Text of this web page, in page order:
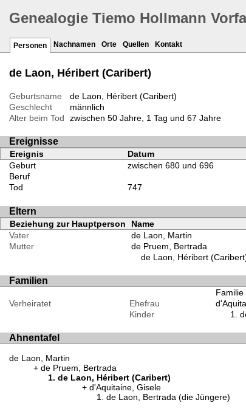
Genealogie Tiemo Hollmann
Personen Nachnamen Orte Quellen Kontakt
de Laon, Héribert (Caribert)
Geburtsname
de Laon, Héribert (Caribert)
Geschlecht
männlich
Alter beim Tod
zwischen 50 Jahre, 1 Tag und 67 Jahre
Ereignisse
Ereignis Datum
Geburt
zwischen 680 und 696
Beruf
Tod
747
Eltern
Beziehung zur Hauptperson Name
Vater
de Laon, Martin
Mutter
de Pruem, Bertrada
de Laon, Héribert
Familien
Verheiratet
Ehefrau
Kinder
Ahnentafel
de Laon, Martin
de Pruem, Bertrada
de Laon, Héribert (Caribert)
d'Aquitaine, Gisele
de Laon, Bertrada (die Jüngere)